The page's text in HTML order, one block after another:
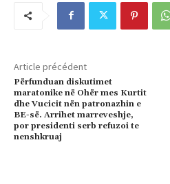
Article précédent
Përfunduan diskutimet
maratonike në Ohër mes Kurtit
dhe Vucicit nën patronazhin e
BE-së. Arrihet marreveshje,
por presidenti serb refuzoi te
nenshkruaj